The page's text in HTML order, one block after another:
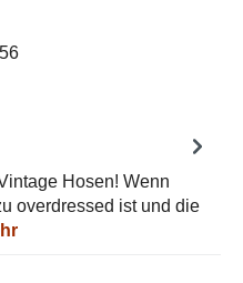
Hosen! Wenn
overdressed ist und die